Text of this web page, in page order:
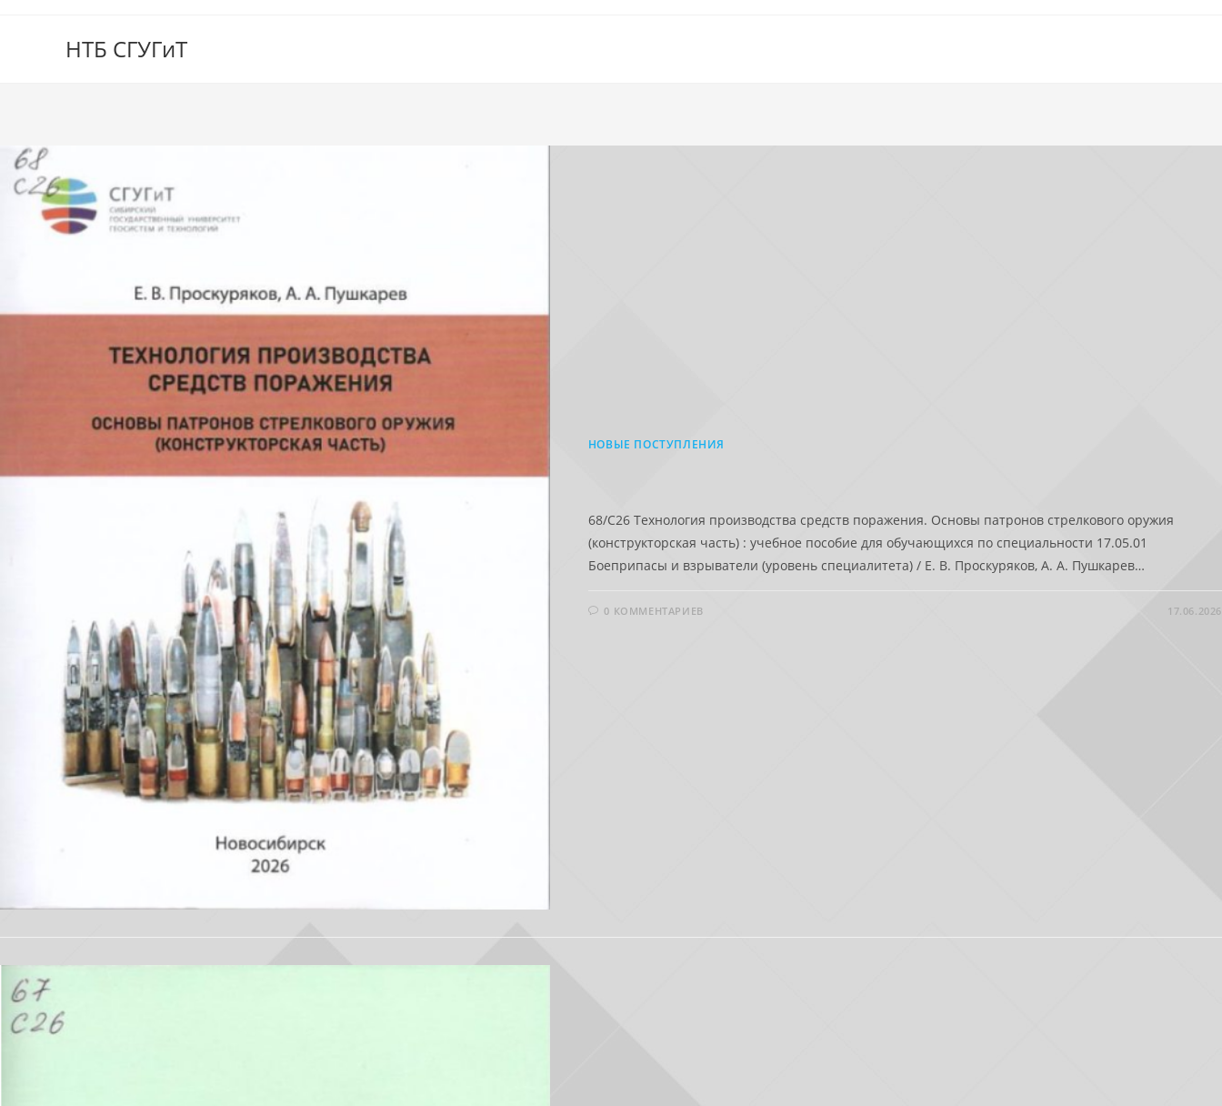
НТБ СГУГиТ
НОВЫЕ ПОСТУПЛЕНИЯ
68/C26 Технология производства средств поражения. Основы патронов стрелкового оружия
(конструкторская часть) : учебное пособие для обучающихся по специальности 17.05.01
Боеприпасы и взрыватели (уровень специалитета) / Е. В. Проскуряков, А. А. Пушкарев…
0 КОММЕНТАРИЕВ 17.06.2026